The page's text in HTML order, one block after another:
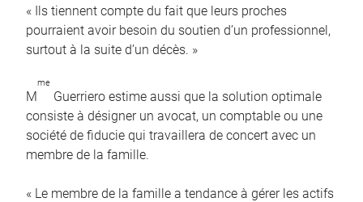
« Ils tiennent compte du fait que leurs proches
pourraient avoir besoin du soutien d’un professionnel,
surtout à la suite d’un décès. »
M
me
Guerriero estime aussi que la solution optimale
consiste à désigner un avocat, un comptable ou une
société de fiducie qui travaillera de concert avec un
membre de la famille.
« Le membre de la famille a tendance à gérer les actifs